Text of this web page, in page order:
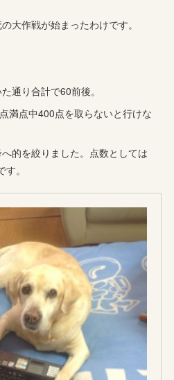
大作戦が始まったわけです。
通り合計で60前後。
満点中400点を取らないと行けな
的を絞りました。点数としては
。